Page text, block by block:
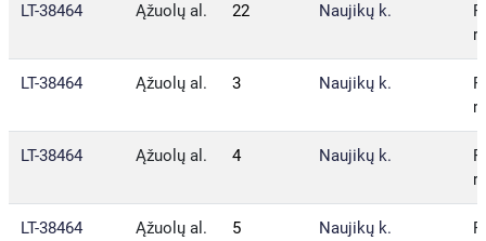
LT-38464 Ąžuolų al. 22 Naujikų k.
LT-38464 Ąžuolų al. 3 Naujikų k.
LT-38464 Ąžuolų al. 4 Naujikų k.
LT-38464 Ąžuolų al. 5 Naujikų k.